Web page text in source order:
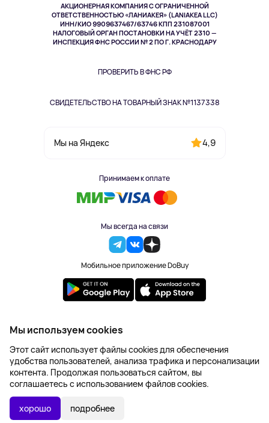
В КОРЗИНУ
АКЦИОНЕРНАЯ КОМПАНИЯ С ОГРАНИЧЕННОЙ
ОТВЕТСТВЕННОСТЬЮ «ЛАНИАКЕЯ» (LANIAKEA LLC)
ИНН/КИО 9909637467/63746 КПП 231087001
НАЛОГОВЫЙ ОРГАН ПОСТАНОВКИ НА УЧЁТ 2310 —
ИНСПЕКЦИЯ ФНС РОССИИ № 2 ПО Г. КРАСНОДАРУ
ПРОВЕРИТЬ В ФНС РФ
СВИДЕТЕЛЬСТВО НА ТОВАРНЫЙ ЗНАК №1137338
Мы на Яндекс 4,9
Принимаем к оплате
Мы всегда на связи
Мобильное приложение DoBuy
Здоровье питомцев
Одежда и аксессуары
2023-2026 © DoBuy. Все права защищены
Правила обработки персональных данных
Пользовательское соглашение
Оферта
Создание сайта – NetLab
Мы используем cookies
Этот сайт использует файлы cookies для обеспечения
удобства пользователей, анализа трафика и персонализации
контента. Продолжая пользоваться сайтом, вы
соглашаетесь с использованием файлов cookies.
хорошо подробнее